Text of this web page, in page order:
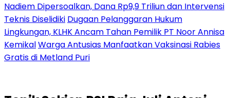
Nadiem Dipersoalkan, Dana Rp9,9 Triliun dan Intervensi
Teknis Diselidiki Dugaan Pelanggaran Hukum
Lingkungan, KLHK Ancam Tahan Pemilik PT Noor Annisa
KemikalWarga Antusias Manfaatkan Vaksinasi Rabies
Gratis di Metland Puri